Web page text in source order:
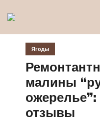
Ягоды
малины
отзывы